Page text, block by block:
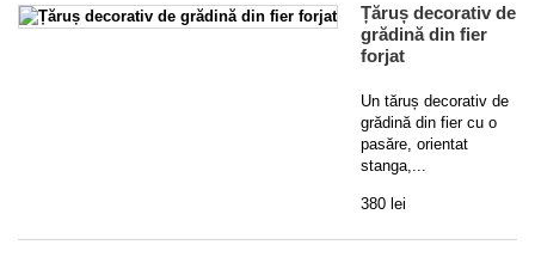
Țăruș decorativ de
grădină din fier
forjat
Un tăruș decorativ de
grădină din fier cu o
pasăre, orientat
stanga,...
380 lei